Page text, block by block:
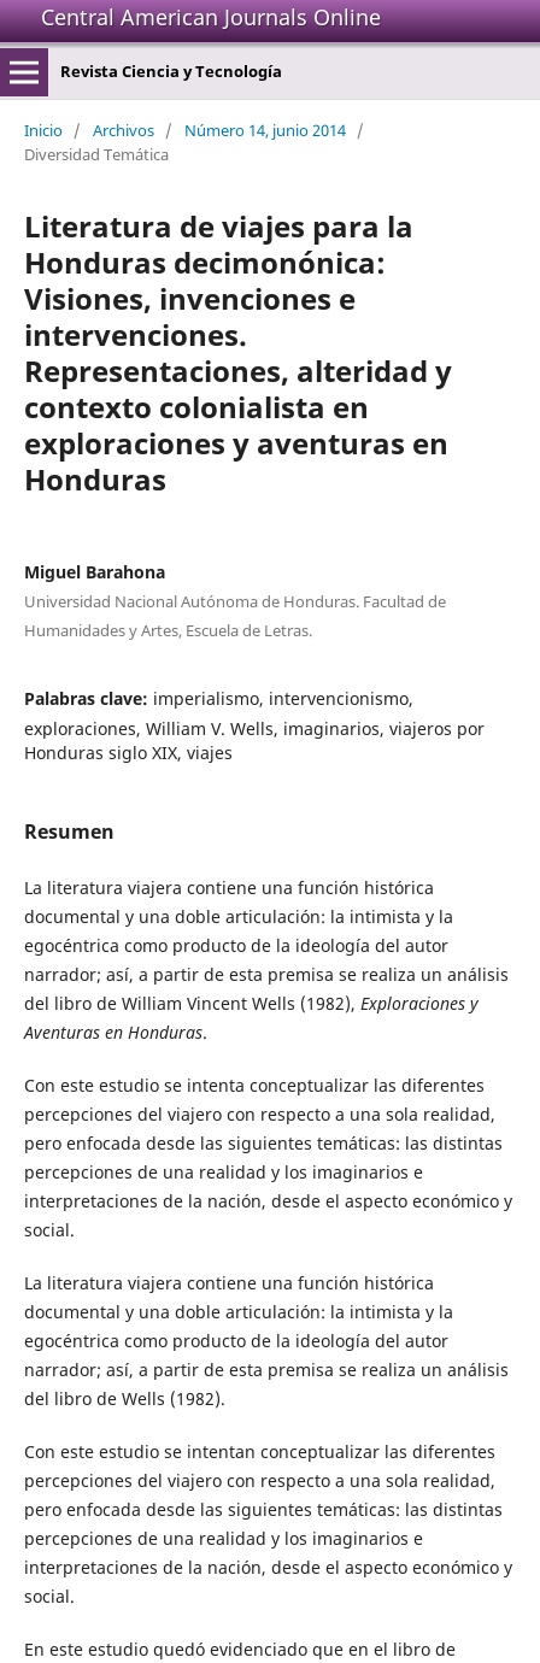
Central American Journals Online
Revista Ciencia y Tecnología
Inicio / Archivos / Número 14, junio 2014 /
Diversidad Temática
Literatura de viajes para la
Honduras decimonónica:
Visiones, invenciones e
intervenciones.
Representaciones, alteridad y
contexto colonialista en
exploraciones y aventuras en
Honduras
Miguel Barahona
Universidad Nacional Autónoma de Honduras. Facultad de
Humanidades y Artes, Escuela de Letras.
Palabras clave: imperialismo, intervencionismo,
exploraciones, William V. Wells, imaginarios, viajeros por
Honduras siglo XIX, viajes
Resumen
La literatura viajera contiene una función histórica
documental y una doble articulación: la intimista y la
egocéntrica como producto de la ideología del autor
narrador; así, a partir de esta premisa se realiza un análisis
del libro de William Vincent Wells (1982), Exploraciones y
Aventuras en Honduras.
Con este estudio se intenta conceptualizar las diferentes
percepciones del viajero con respecto a una sola realidad,
pero enfocada desde las siguientes temáticas: las distintas
percepciones de una realidad y los imaginarios e
interpretaciones de la nación, desde el aspecto económico y
social.
La literatura viajera contiene una función histórica
documental y una doble articulación: la intimista y la
egocéntrica como producto de la ideología del autor
narrador; así, a partir de esta premisa se realiza un análisis
del libro de Wells (1982).
Con este estudio se intentan conceptualizar las diferentes
percepciones del viajero con respecto a una sola realidad,
pero enfocada desde las siguientes temáticas: las distintas
percepciones de una realidad y los imaginarios e
interpretaciones de la nación, desde el aspecto económico y
social.
En este estudio quedó evidenciado que en el libro de